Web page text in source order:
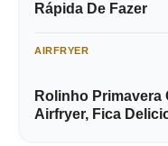
Rápida De Fazer
AIRFRYER
Rolinho Primavera
Airfryer, Fica